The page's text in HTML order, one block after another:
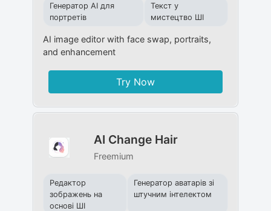
Генератор AI для
портретів
Текст у
мистецтво ШІ
AI image editor with face swap, portraits,
and enhancement
Try Now
AI Change Hair
Freemium
Редактор
зображень на
основі ШІ
Генератор аватарів зі
штучним інтелектом